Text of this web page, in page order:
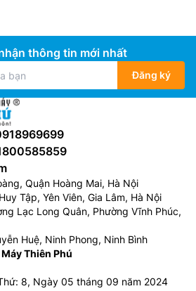
thông tin mới nhất
Đăng ký
Quận Hoàng Mai, Hà Nội
Tập, Yên Viên, Gia Lâm, Hà Nội
Lạc Long Quân, Phường Vĩnh Phúc,
Huệ, Ninh Phong, Ninh Bình
Thiên Phú
8, Ngày 05 tháng 09 năm 2024